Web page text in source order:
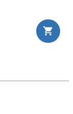
shopping_cart